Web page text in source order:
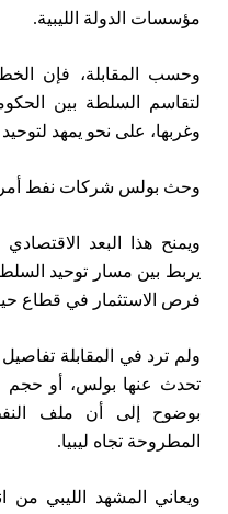
مؤسسات الدولة الليبية.
وحسب المقابلة، فإن
لتقاسم السلطة بين
وغربها، على نحو يمهد
‌وحث بولس شركات ‌نفط
ويمنح هذا البعد
يربط بين مسار توحيد
فرص الاستثمار في قطاع
ولم ترد في المقابلة
تحدث عنها بولس، أو حجم
بوضوح إلى أن ملف
المطروحة تجاه ليبيا.
ويعاني المشهد الليبي